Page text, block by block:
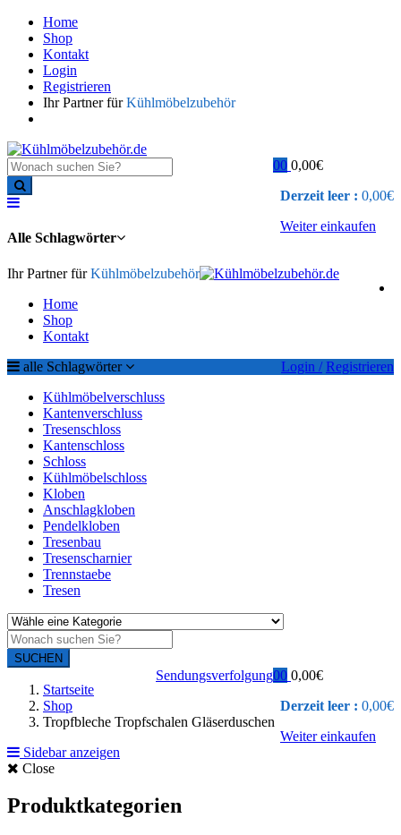
Home
Shop
Kontakt
Login
Registrieren
Ihr Partner fürKühlmöbelzubehör
0 0,00€
Derzeit leer : 0,00€
Weiter einkaufen
0
Alle Schlagwörter
Ihr Partner fürKühlmöbelzubehör
Home
Shop
Kontakt
Login / Registrieren
alle Schlagwörter
Kühlmöbelverschluss
Kantenverschluss
Tresenschloss
Kantenschloss
Schloss
Kühlmöbelschloss
Kloben
Anschlagkloben
Pendelkloben
Tresenbau
Tresenscharnier
Trennstaebe
Tresen
SUCHEN
0 0,00€
Derzeit leer : 0,00€
Weiter einkaufen
0
Sendungsverfolgung
Startseite
Shop
Tropfbleche Tropfschalen Gläserduschen
Sidebar anzeigen
Close
Produktkategorien